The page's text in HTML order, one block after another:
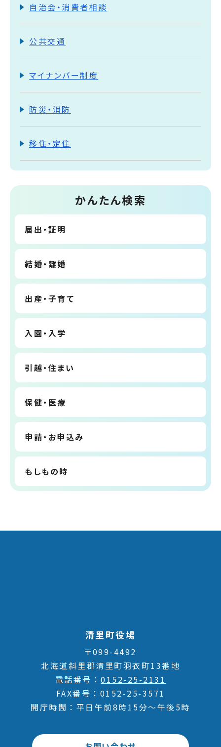
自治会・消費者相談
公共交通
マイナンバー制度
防災・消防
移住・定住
かんたん検索
届出・証明
結婚・離婚
出産・子育て
入園・入学
引越・住まい
保健・医療
申請・お申込み
もしもの時
清里町役場
〒099-4492
北海道斜里郡清里町羽衣町13番地
電話番号
0152-25-2131
FAX番号
0152-25-3571
開庁時間
平日午前8時15分～午後5時